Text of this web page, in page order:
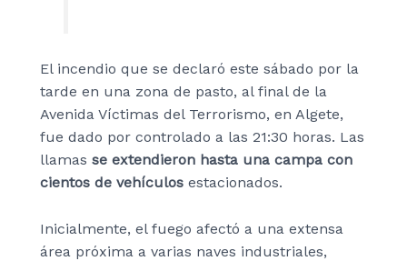
El incendio que se declaró este sábado por la
tarde en una zona de pasto, al final de la
Avenida Víctimas del Terrorismo, en Algete,
fue dado por controlado a las 21:30 horas. Las
llamas se extendieron hasta una campa con
cientos de vehículos estacionados.
Inicialmente, el fuego afectó a una extensa
área próxima a varias naves industriales,